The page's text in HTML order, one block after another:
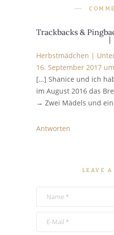
Trackbacks &
Herbstmädchen |
16. September 2017
[…] Shanice und ich
im August 2016 das
→ Zwei Mädels und
Antworten
LEAVE A